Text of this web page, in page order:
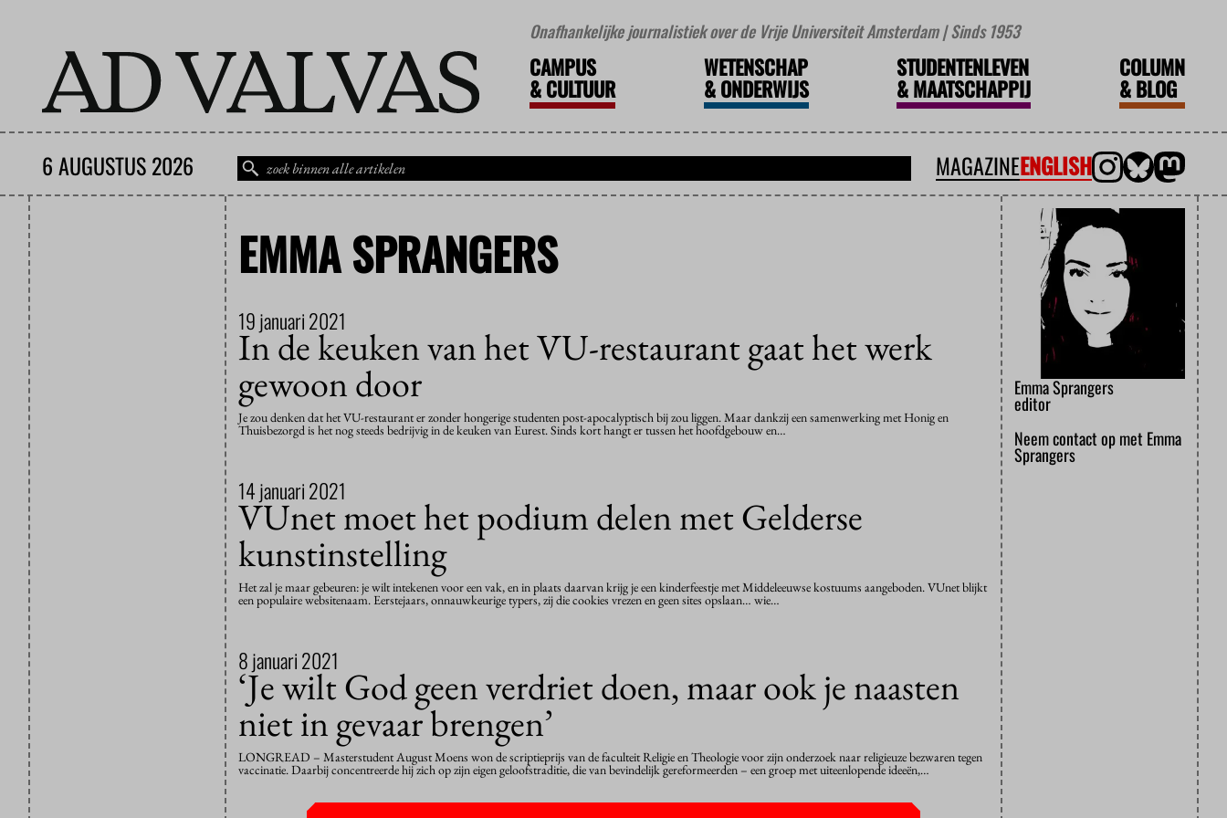
Onafhankelijke journalistiek over de Vrije Universiteit Amsterdam | Sinds 1953
CAMPUS
&CULTUUR
WETENSCHAP
&ONDERWIJS
STUDENTENLEVEN
&MAATSCHAPPIJ
COLUMN
&BLOG
6 AUGUSTUS 2026 MAGAZINEENGLISH
EMMA SPRANGERS
19 januari 2021
In de keuken van het VU-restaurant gaat het werk
gewoon door
Je zou denken dat het VU-restaurant er zonder hongerige studenten post-apocalyptisch bij zou liggen. Maar dankzij een samenwerking met Honig en
Thuisbezorgd is het nog steeds bedrijvig in de keuken van Eurest. Sinds kort hangt er tussen het hoofdgebouw en…
14 januari 2021
VUnet moet het podium delen met Gelderse
kunstinstelling
Het zal je maar gebeuren: je wilt intekenen voor een vak, en in plaats daarvan krijg je een kinderfeestje met Middeleeuwse kostuums aangeboden. VUnet blijkt
een populaire websitenaam. Eerstejaars, onnauwkeurige typers, zij die cookies vrezen en geen sites opslaan… wie…
8 januari 2021
‘Je wilt God geen verdriet doen, maar ook je naasten
niet in gevaar brengen’
LONGREAD – Masterstudent August Moens won de scriptieprijs van de faculteit Religie en Theologie voor zijn onderzoek naar religieuze bezwaren tegen
vaccinatie. Daarbij concentreerde hij zich op zijn eigen geloofstraditie, die van bevindelijk gereformeerden – een groep met uiteenlopende ideeën,…
Emma Sprangers
editor
Neem contact op met Emma
Sprangers